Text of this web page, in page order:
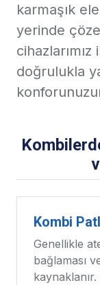
karmaşık
yerinde
cihazlarımız
doğrulukla
Kombi
Genellikle
bağlaması
kaynaklanır.